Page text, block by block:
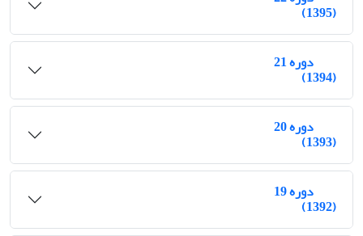
(1395)
دوره 21
(1394)
دوره 20
(1393)
دوره 19
(1392)